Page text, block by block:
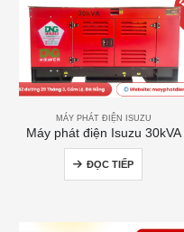
MÁY PHÁT ĐIỆN ISUZU
Máy phát điện Isuzu 30kVA
ĐỌC TIẾP